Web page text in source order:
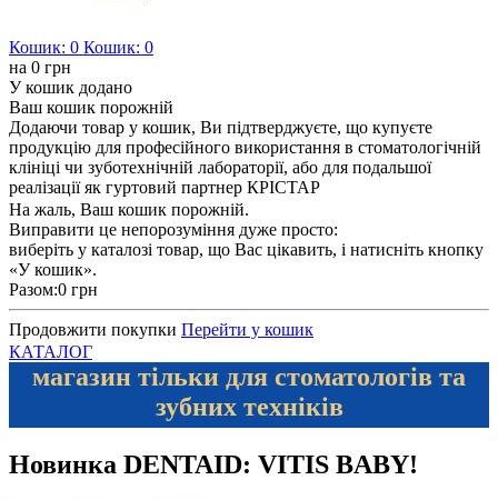
Кошик: 0 Кошик: 0
на 0 грн
У кошик додано
Ваш кошик порожній
Додаючи товар у кошик, Ви підтверджуєте, що купуєте
продукцію для професійного використання в стоматологічній
клініці чи зуботехнічній лабораторії, або для подальшої
реалізації як гуртовий партнер КРІСТАР
На жаль, Ваш кошик порожній.
Виправити це непорозуміння дуже просто:
виберіть у каталозі товар, що Вас цікавить, і натисніть кнопку
«У кошик».
Разом:0 грн
Продовжити покупки Перейти у кошик
КАТАЛОГ
магазин тільки для стоматологів та
зубних техніків
Новинка DENTAID: VITIS BABY!